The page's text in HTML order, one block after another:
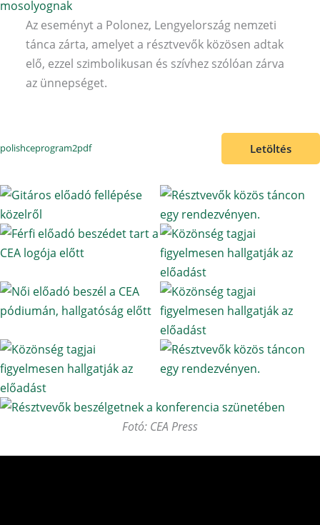
Az eseményt a Polonez, Lengyelország nemzeti
tánca zárta, amelyet a résztvevők közösen adtak
elő, ezzel szimbolikusan és szívhez szólóan zárva
az ünnepséget.
polishceprogram2pdf Letöltés
Fotó: CEA Press